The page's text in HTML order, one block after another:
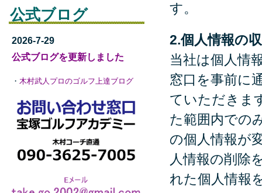
す。
2.個人情報の
当社は個人情
窓口を事前に
ていただきま
た範囲内での
の個人情報が
人情報の削除
れた個人情報
公式ブログ
2026-7-29
公式ブログを更新しました
・ 木村武人プロのゴルフ上達ブログ